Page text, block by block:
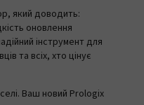
який доводить:
оновлення
інструмент для
та всіх, хто цінує
Ваш новий Prologix